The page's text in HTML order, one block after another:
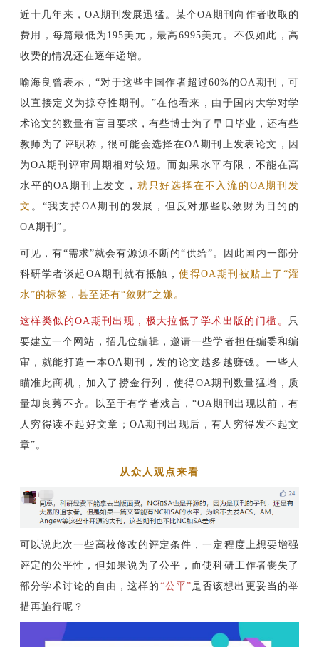
近十几年来，OA期刊发展迅猛。某个OA期刊向作者收取的
费用，每篇最低为195美元，最高6995美元。不仅如此，高
收费的情况还在逐年递增。
喻海良曾表示，“对于这些中国作者超过60%的OA期刊，可
以直接定义为掠夺性期刊。”在他看来，由于国内大学对学
术论文的数量有盲目要求，有些博士为了早日毕业，还有些
教师为了评职称，很可能会选择在OA期刊上发表论文，因
为OA期刊评审周期相对较短。而如果水平有限，不能在高
水平的OA期刊上发文， 就只好选择在不入流的OA期刊发
文 。 “我支持OA期刊的发展，但反对那些以敛财为目的的
OA期刊”。
可见 ，有“需求”就会有源源不断的“供给”。因此国内一部分
科研学者谈起OA期刊就有抵触，使得OA期刊被贴上了“灌
水”的标签，甚至还有“敛财”之嫌。
这样类似的OA期刊出现，极大拉低了学术出版的门槛。
只
要建立一个网站，招几位编辑，邀请一些学者担任编委和编
审，就能打造一本OA期刊，发的论文越多越赚钱。一些人
瞄准此商机，加入了捞金行列，使得OA期刊数量猛增，质
量却良莠不齐。以至于有学者戏言，“OA期刊出现以前，有
人穷得读不起好文章；OA期刊出现后，有人穷得发不起文
章”。
从众人观点来看
可以说此次一些高校修改的评定条件，一定程度上想要增强
评定的公平性，但如果说为了公平，而使科研工作者丧失了
部分学术讨论的自由，这样的 “公平”是否该想出更妥当的举
措再施行呢？